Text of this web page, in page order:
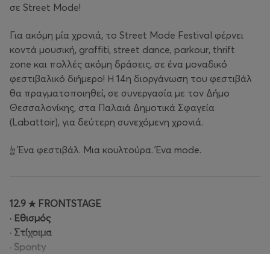
σε Street Mode!
Για ακόμη μία χρονιά, το Street Mode Festival φέρνει
κοντά μουσική, graffiti, street dance, parkour, thrift
zone και πολλές ακόμη δράσεις, σε ένα μοναδικό
φεστιβαλικό διήμερο! Η 14η διοργάνωση του φεστιβάλ
θα πραγματοποιηθεί, σε συνεργασία με τον Δήμο
Θεσσαλονίκης, στα Παλαιά Δημοτικά Σφαγεία
(Labattoir), για δεύτερη συνεχόμενη χρονιά.
☝️ Ένα φεστιβάλ. Μια κουλτούρα. Ένα mode.
12.9 ★ FRONTSTAGE
· Εθισμός
· Στίχοιμα
· Sponty